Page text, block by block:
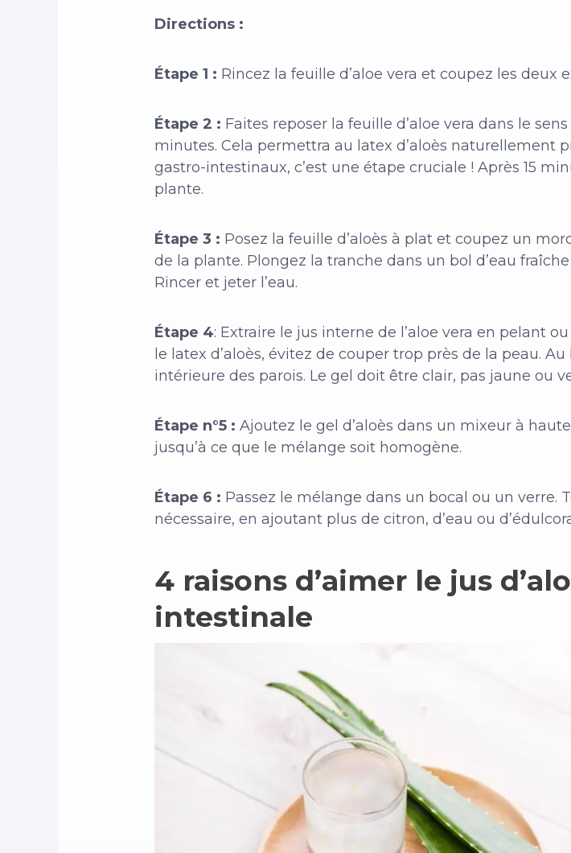
Directions :
Étape 1 : Rincez la feuille d’aloe vera et coupez les deux
Étape 2 : Faites reposer la feuille d’aloe vera dans le
minutes. Cela permettra au latex d’aloès naturellement
gastro-intestinaux, c’est une étape cruciale ! Après 15
plante.
Étape 3 : Posez la feuille d’aloès à plat et coupez un
de la plante. Plongez la tranche dans un bol d’eau
Rincer et jeter l’eau.
Étape 4: Extraire le jus interne de l’aloe vera en pelant
le latex d’aloès, évitez de couper trop près de la peau.
intérieure des parois. Le gel doit être clair, pas jaune ou
Étape n°5 : Ajoutez le gel d’aloès dans un mixeur à
jusqu’à ce que le mélange soit homogène.
Étape 6 : Passez le mélange dans un bocal ou un verre.
nécessaire, en ajoutant plus de citron, d’eau ou
4 raisons d’aimer le jus
intestinale